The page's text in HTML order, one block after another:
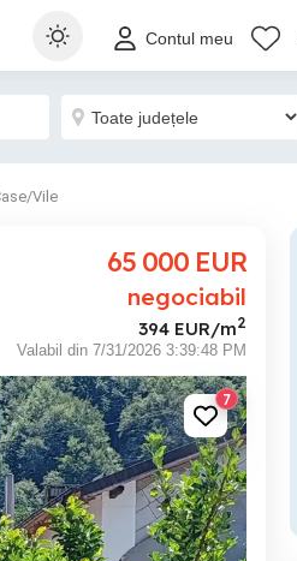
Contul meu
Vile
65 000 EUR
negociabil
394 EUR/m2
Valabil din 7/31/2026 3:39:48 PM
7